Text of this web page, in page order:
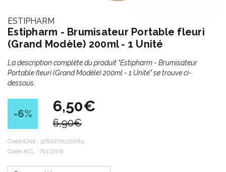
ESTIPHARM
Estipharm - Brumisateur Portable fleuri
(Grand Modèle) 200ml - 1 Unité
La description complète du produit "Estipharm - Brumisateur
Portable fleuri (Grand Modèle) 200ml - 1 Unité" se trouve ci-
dessous.
-6% 6,50€
6,90€
Code EAN : 3760270172063
Code ACL : 7017206